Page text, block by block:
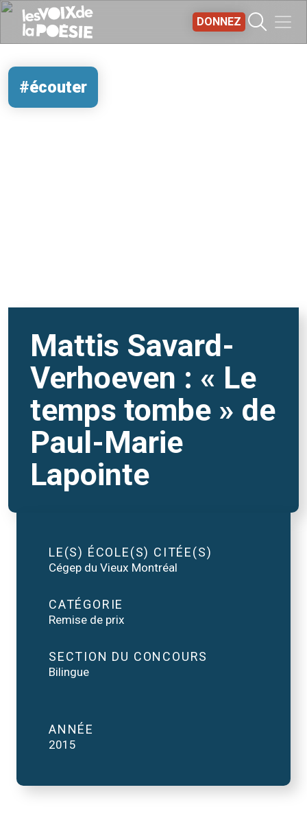
DONNEZ
#écouter
Mattis Savard-
Verhoeven : « Le
temps tombe » de
Paul-Marie
Lapointe
LE(S) ÉCOLE(S) CITÉE(S)
Cégep du Vieux Montréal
CATÉGORIE
Remise de prix
SECTION DU CONCOURS
Bilingue
ANNÉE
2015